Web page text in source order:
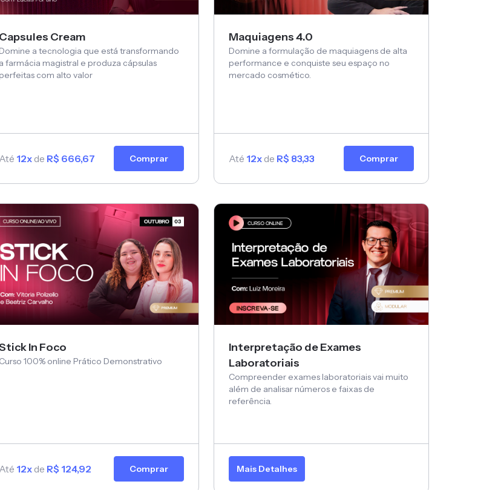
Capsules Cream
Domine a tecnologia que está transformando
a farmácia magistral e produza cápsulas
perfeitas com alto valor
Até 12x de R$ 666,67 Comprar
Maquiagens 4.0
Domine a formulação de maquiagens de alta
performance e conquiste seu espaço no
mercado cosmético.
Até 12x de R$ 83,33 Comprar
In Foco
Curso 100% online Prático Demonstrativo
Até 12x de R$ 124,92 Comprar
Interpretação de Exames
Laboratoriais
Compreender exames laboratoriais vai muito
além de analisar números e faixas de
referência.
Mais Detalhes